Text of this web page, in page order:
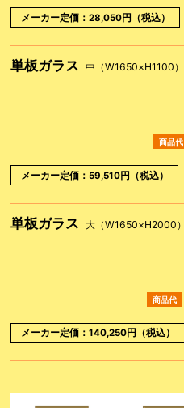
メーカー定価：28,050円（税込）
単板ガラス 中（W1650×H1100）
商品代
メーカー定価：59,510円（税込）
単板ガラス 大（W1650×H2000）
商品代
メーカー定価：140,250円（税込）